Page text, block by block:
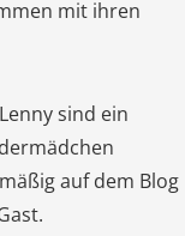
mit ihren
sind ein
auf dem Blog